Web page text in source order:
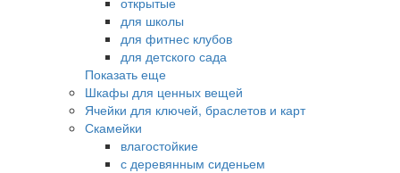
для школы
для фитнес клубов
для детского сада
Показать еще
Шкафы для ценных вещей
Ячейки для ключей, браслетов и карт
Скамейки
влагостойкие
с деревянным сиденьем